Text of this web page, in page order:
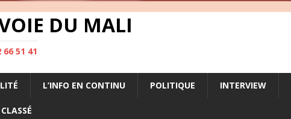
DU MALI
66 51 41
L’INFO EN CONTINU POLITIQUE INTERVIEW